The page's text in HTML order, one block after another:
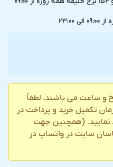
و ساعت می باشند، لطفاً
تکمیل خرید و پرداخت در
(همچنین جهت
سایت در واتساپ در